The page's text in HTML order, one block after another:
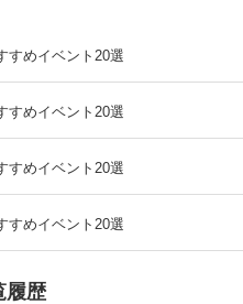
すめイベント20選
すめイベント20選
すめイベント20選
すめイベント20選
履歴